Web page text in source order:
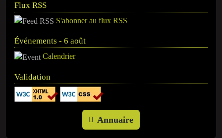
Flux RSS
S'abonner au flux RSS
Événements - 6 août
Calendrier
Validation
Annuaire